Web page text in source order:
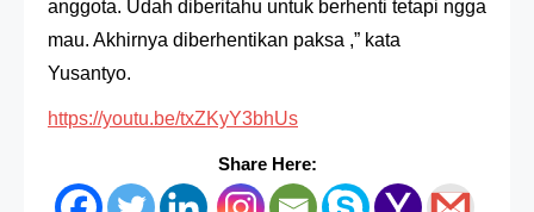
anggota. Udah diberitahu untuk berhenti tetapi ngga
mau. Akhirnya diberhentikan paksa ,” kata
Yusantyo.
https://youtu.be/txZKyY3bhUs
Share Here: